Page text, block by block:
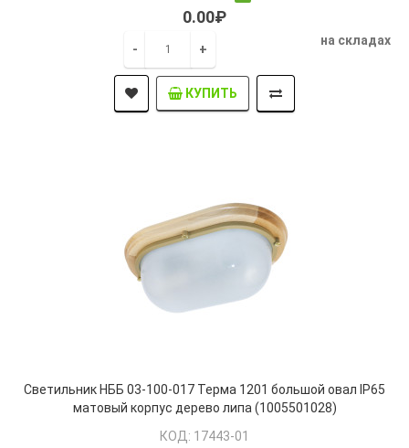
0.00₽
- +
на складах
КУПИТЬ
Светильник НББ 03-100-017 Терма 1201 большой овал IP65
матовый корпус дерево липа (1005501028)
КОД: 17443-01